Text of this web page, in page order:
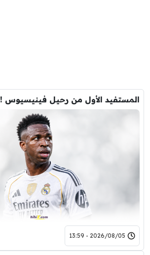
المستفيد الأول من رحيل فينيسيوس !
2026/08/05 - 13:59